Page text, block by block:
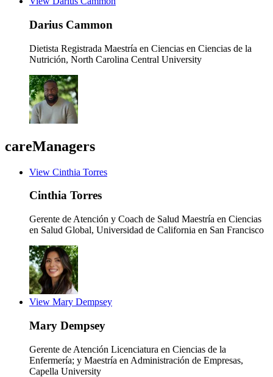
Darius Cammon
Dietista Registrada Maestría en Ciencias en Ciencias de la
Nutrición, North Carolina Central University
careManagers
View Cinthia Torres
Cinthia Torres
Gerente de Atención y Coach de Salud Maestría en Ciencias
en Salud Global, Universidad de California en San Francisco
View Mary Dempsey
Mary Dempsey
Gerente de Atención Licenciatura en Ciencias de la
Enfermería; y Maestría en Administración de Empresas,
Capella University